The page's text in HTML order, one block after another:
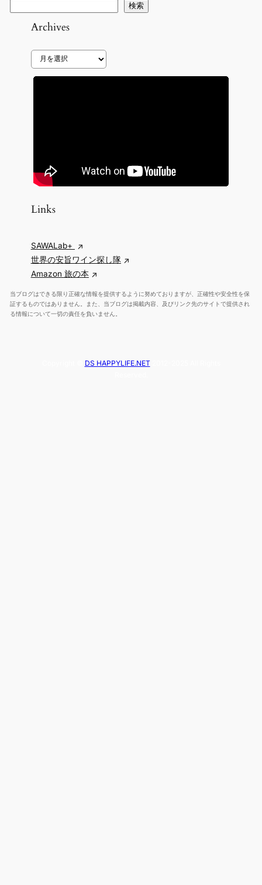
検索
Archives
カ
Links
SAWALab+
世界の安旨ワイン探し隊
Amazon 旅の本
当ブログはできる限り正確な情報を提供するように努めておりますが、正確性や安全性を保
証するものではありません。また、当ブログは掲載内容、及びリンク先のサイトで提供され
る情報について一切の責任を負いません。
DS HAPPYLIFE.NET2012-2025 All Rights